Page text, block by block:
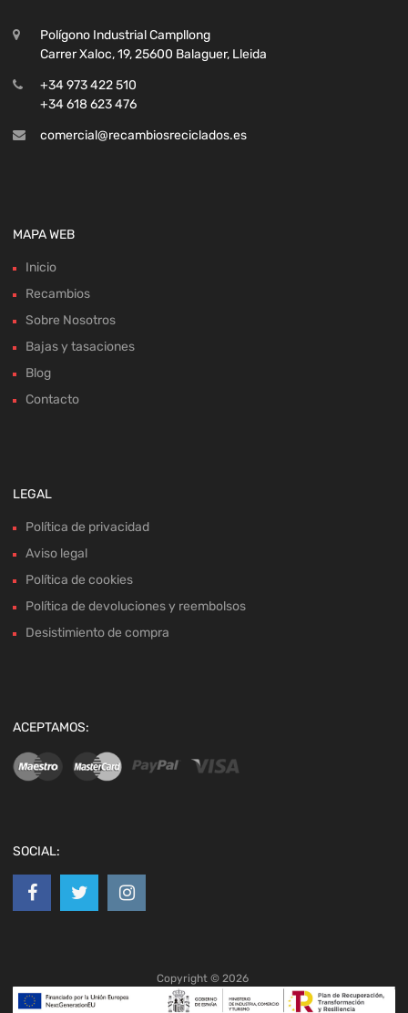
Polígono Industrial Campllong
Carrer Xaloc, 19, 25600 Balaguer, Lleida
+34 973 422 510
+34 618 623 476
comercial@recambiosreciclados.es
MAPA WEB
Inicio
Recambios
Sobre Nosotros
Bajas y tasaciones
Blog
Contacto
LEGAL
Política de privacidad
Aviso legal
Política de cookies
Política de devoluciones y reembolsos
Desistimiento de compra
ACEPTAMOS:
SOCIAL:
Copyright © 2026